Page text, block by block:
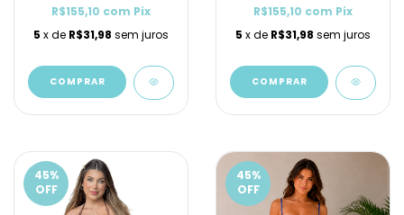
R$155,10 com Pix
5 x de R$31,98 sem juros
COMPRAR
R$155,10 com Pix
5 x de R$31,98 sem juros
COMPRAR
45%
OFF
45%
OFF